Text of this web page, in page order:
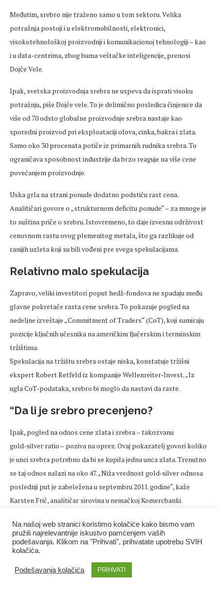
Međutim, srebro nije traženo samo u tom sektoru. Velika
potražnja postoji i u elektromobilnosti, elektronici,
visokotehnološkoj proizvodnji i komunikacionoj tehnologiji – kao
i u data-centrima, zbog buma veštačke inteligencije, prenosi
Dojče Vele.
Ipak, svetska proizvodnja srebra ne uspeva da isprati visoku
potražnju, piše Dojče vele. To je delimično posledica činjenice da
više od 70 odsto globalne proizvodnje srebra nastaje kao
sporedni proizvod pri eksploataciji olova, cinka, bakra i zlata.
Samo oko 30 procenata potiče iz primarnih rudnika srebra. To
ograničava sposobnost industrije da brzo reaguje na više cene
povećanjem proizvodnje.
Uska grla na strani ponude dodatno podstiču rast cena.
Analitičari govore o „strukturnom deficitu ponude“ – za mnoge je
to suština priče o srebru. Istovremeno, to daje izvesnu održivost
cenovnom rastu ovog plemenitog metala, što ga razlikuje od
ranijih uzleta koji su bili vođeni pre svega spekulacijama.
Relativno malo spekulacija
Zapravo, veliki investitori poput hedž‑fondova ne spadaju među
glavne pokretače rasta cene srebra. To pokazuje pogled na
nedeljne izveštaje „Commitment of Traders“ (CoT), koji sumiraju
pozicije ključnih učesnika na američkim fjučerskim i terminskim
tržištima.
Spekulacija na tržištu srebra ostaje niska, konstatuje tržišni
ekspert Robert Retfeld iz kompanije Wellenreiter‑Invest. „Iz
ugla CoT‑podataka, srebro bi moglo da nastavi da raste.
“Da li je srebro precenjeno?
Ipak, pogled na odnos cene zlata i srebra – takozvanu
gold‑silver ratio – poziva na oprez. Ovaj pokazatelj govori koliko
je unci srebra potrebno da bi se kupila jedna unca zlata. Trenutno
se taj odnos nalazi na oko 47. „Niža vrednost gold‑silver odnosa
poslednji put je zabeležena u septembru 2011. godine“, kaže
Karsten Frič, analitičar sirovina u nemačkoj Komercbanki.
Tako nizak odnos ne ukazuje samo na relativnu snagu srebra, već
i na moguću precenjenost. Srebro, u poređenju sa zlatom, više se
ne može smatrati povoljnim, naglašava stručnjak za sirovine Frič.
Ko sada još želi da uskoči na „voz srebra“, mora da spremi jake
Na našoj web stranici koristimo kolačiće kako bismo vam
pružili najrelevantnije iskustvo pamćenjem vaših
podešavanja. Klikom na "Prihvati", prihvatate upotrebu SVIH
kolačića.
Podešavanja kolačića PRIHVATI